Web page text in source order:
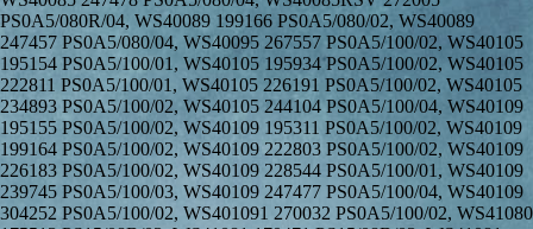
PS0A5/080R/04, WS40089 199166 PS0A5/080/02, WS40089
247457 PS0A5/080/04, WS40095 267557 PS0A5/100/02, WS40105
195154 PS0A5/100/01, WS40105 195934 PS0A5/100/02, WS40105
222811 PS0A5/100/01, WS40105 226191 PS0A5/100/02, WS40105
234893 PS0A5/100/02, WS40105 244104 PS0A5/100/04, WS40109
195155 PS0A5/100/02, WS40109 195311 PS0A5/100/02, WS40109
199164 PS0A5/100/02, WS40109 222803 PS0A5/100/02, WS40109
226183 PS0A5/100/02, WS40109 228544 PS0A5/100/01, WS40109
239745 PS0A5/100/03, WS40109 247477 PS0A5/100/04, WS40109
304252 PS0A5/100/02, WS401091 270032 PS0A5/100/02, WS41080